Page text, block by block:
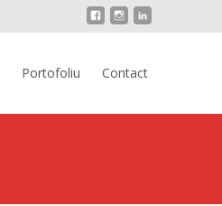
Portofoliu Contact